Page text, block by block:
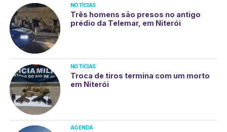
NOTÍCIAS
Três homens são presos no antigo
prédio da Telemar, em Niterói
NOTÍCIAS
Troca de tiros termina com um morto
em Niterói
AGENDA